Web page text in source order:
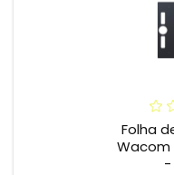
Folha
Wacom
-